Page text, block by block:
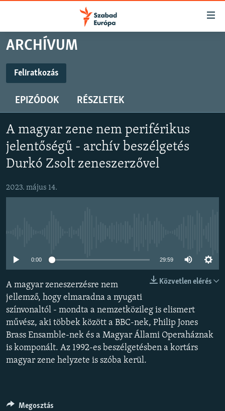
Akadálymentes
Ugrás
fő
oldalra
tartalomjegyzékre
Ugrás
keresésre
AKTUÁLIS
ELEMZŐ
NER15
SZABADON
DEMOKRÁCIA
KLÍMAVÁLTOZÁS
A MÚLT TANULSÁGAI
Valamennyi RFE/RL weboldal
ARCHÍVUM
Feliratkozás
Feliratkozás
EPIZÓDOK RÉSZLETEK
A magyar zene nem periférikus
jelentőségű - archív beszélgetés
Durkó Zsolt zeneszerzővel
2023. május 14.
0:00 29:59
Közvetlen elérés
A magyar zeneszerzésre nem
jellemző, hogy elmaradna a nyugati
színvonaltól - mondta a nemzetközileg is elismert
művész, aki többek között a BBC-nek, Philip Jones
Brass Ensamble-nek és a Magyar Állami Operaháznak
is komponált. Az 1992-es beszélgetésben a kortárs
magyar zene helyzete is szóba kerül.
Megosztás
Feliratkozás